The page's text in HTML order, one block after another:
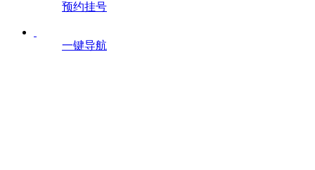
预约挂号
一键导航